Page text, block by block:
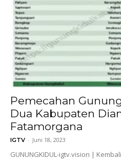
Pemecahan
Dua Kabupaten
Fatamorgana
IGTV - Juni 18, 2023
GUNUNGKIDUL-igtv.vision |